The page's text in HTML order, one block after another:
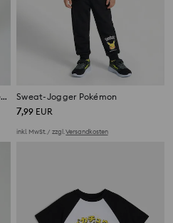
Jogginghose mit Bündchen Pokémon Sweat-Jogger Pokémon
7,99 EUR
inkl. MwSt. / zzgl.Versandkosten